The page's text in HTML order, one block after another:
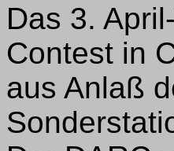
Das 3.
Contest in
aus Anlaß